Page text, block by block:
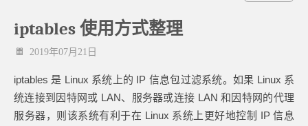
iptables 使用方式整理
2019年07月21日
iptables 是 Linux 系统上的 IP 信息包过滤系统。如果 Linux 系
统连接到因特网或 LAN、服务器或连接 LAN 和因特网的代理
服务器，则该系统有利于在 Linux 系统上更好地控制 IP 信息